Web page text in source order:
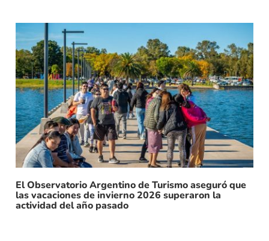
El Observatorio Argentino de Turismo aseguró que
las vacaciones de invierno 2026 superaron la
actividad del año pasado